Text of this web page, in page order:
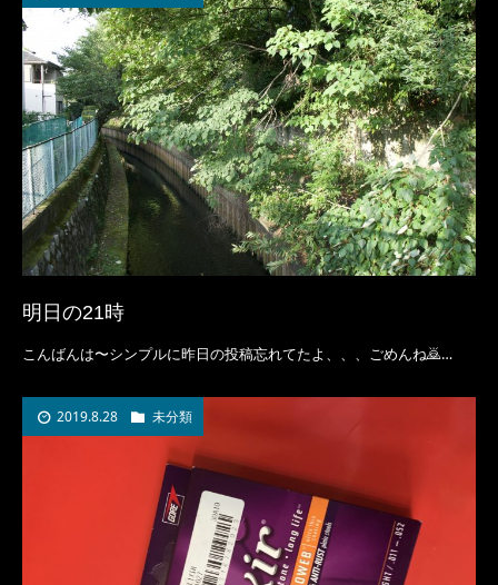
明日の21時
こんばんは〜シンプルに昨日の投稿忘れてたよ、、、ごめんね🙇…
2019.8.28 未分類